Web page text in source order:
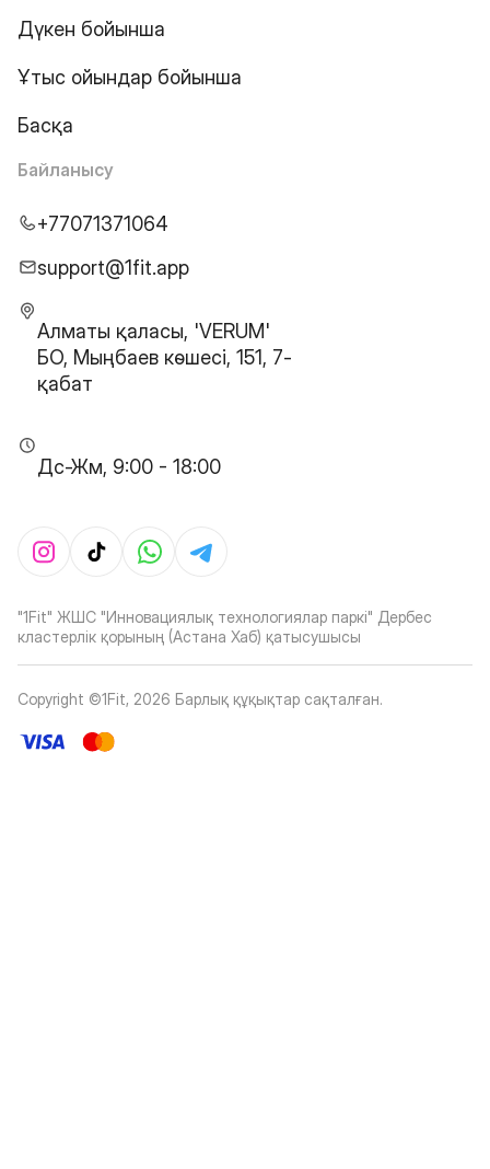
Дүкен бойынша
Ұтыс ойындар бойынша
Басқа
Байланысу
+77071371064
support@1fit.app
Алматы қаласы, 'VERUM'
БО, Мыңбаев көшесі, 151, 7-
қабат
Дс-Жм, 9:00 - 18:00
"1Fit" ЖШС "Инновациялық технологиялар паркі" Дербес
кластерлік қорының (Астана Хаб) қатысушысы
Copyright ©1Fit, 2026 Барлық құқықтар сақталған.